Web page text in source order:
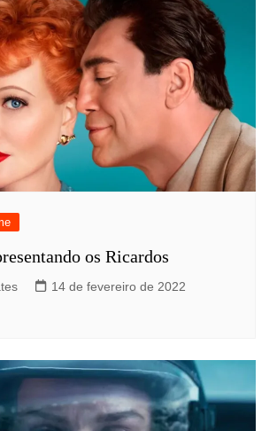
os Ricardos
14 de fevereiro de 2022